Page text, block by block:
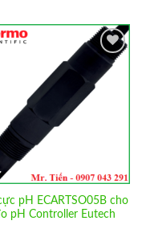
Add to
Wishlist
pH ECARTSO05B cho
pH Controller Eutech